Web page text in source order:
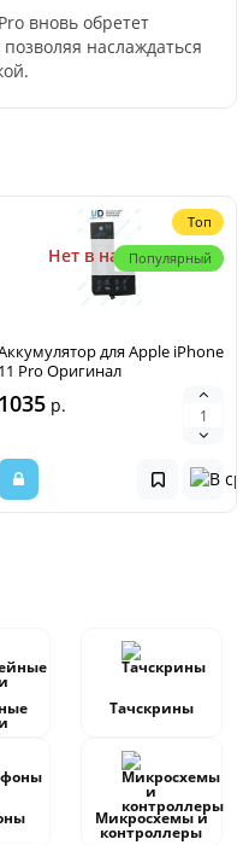
вновь обретет
наслаждаться
Топ
Популярный
Нет в наличии
для Apple iPhone
11 Pro Оригинал
1035 р.
Тачскрины
Микросхемы и
контроллеры